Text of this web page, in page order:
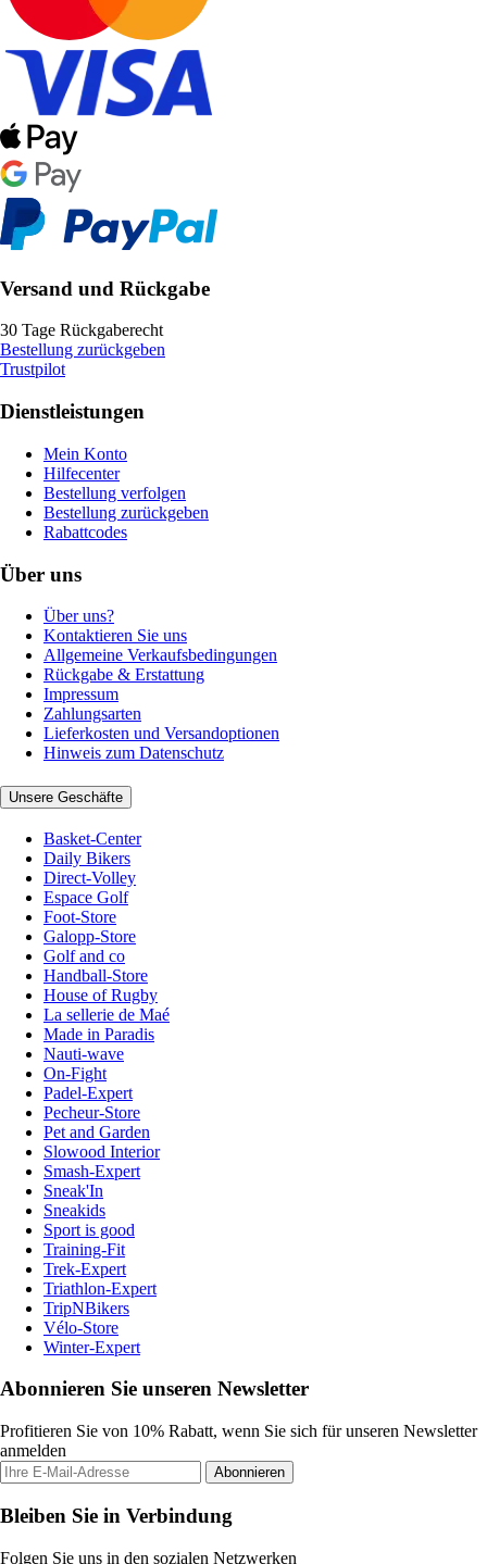
Versand und Rückgabe
30 Tage Rückgaberecht
Bestellung zurückgeben
Trustpilot
Dienstleistungen
Mein Konto
Hilfecenter
Bestellung verfolgen
Bestellung zurückgeben
Rabattcodes
Über uns
Über uns?
Kontaktieren Sie uns
Allgemeine Verkaufsbedingungen
Rückgabe & Erstattung
Impressum
Zahlungsarten
Lieferkosten und Versandoptionen
Hinweis zum Datenschutz
Unsere Geschäfte
Basket-Center
Daily Bikers
Direct-Volley
Espace Golf
Foot-Store
Galopp-Store
Golf and co
Handball-Store
House of Rugby
La sellerie de Maé
Made in Paradis
Nauti-wave
On-Fight
Padel-Expert
Pecheur-Store
Pet and Garden
Slowood Interior
Smash-Expert
Sneak'In
Sneakids
Sport is good
Training-Fit
Trek-Expert
Triathlon-Expert
TripNBikers
Vélo-Store
Winter-Expert
Abonnieren Sie unseren Newsletter
Profitieren Sie von 10% Rabatt, wenn Sie sich für unseren Newsletter
anmelden
Abonnieren
Bleiben Sie in Verbindung
Folgen Sie uns in den sozialen Netzwerken